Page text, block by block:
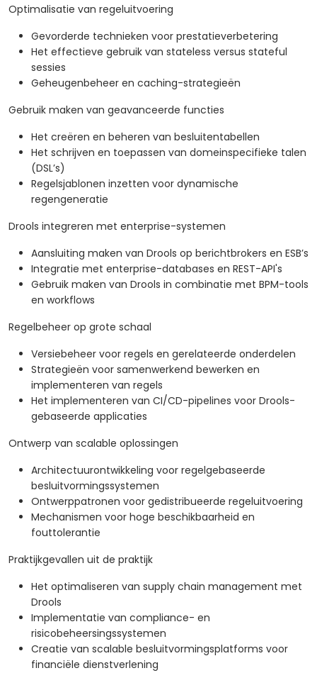
Optimalisatie van regeluitvoering
Gevorderde technieken voor prestatieverbetering
Het effectieve gebruik van stateless versus stateful
sessies
Geheugenbeheer en caching-strategieën
Gebruik maken van geavanceerde functies
Het creëren en beheren van besluitentabellen
Het schrijven en toepassen van domeinspecifieke talen
(DSL’s)
Regelsjablonen inzetten voor dynamische
regengeneratie
Drools integreren met enterprise-systemen
Aansluiting maken van Drools op berichtbrokers en ESB’s
Integratie met enterprise-databases en REST-API's
Gebruik maken van Drools in combinatie met BPM-tools
en workflows
Regelbeheer op grote schaal
Versiebeheer voor regels en gerelateerde onderdelen
Strategieën voor samenwerkend bewerken en
implementeren van regels
Het implementeren van CI/CD-pipelines voor Drools-
gebaseerde applicaties
Ontwerp van scalable oplossingen
Architectuurontwikkeling voor regelgebaseerde
besluitvormingssystemen
Ontwerppatronen voor gedistribueerde regeluitvoering
Mechanismen voor hoge beschikbaarheid en
fouttolerantie
Praktijkgevallen uit de praktijk
Het optimaliseren van supply chain management met
Drools
Implementatie van compliance- en
risicobeheersingssystemen
Creatie van scalable besluitvormingsplatforms voor
financiële dienstverlening